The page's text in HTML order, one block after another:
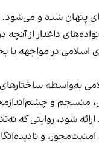
پنهان شده و می‌شود.
داغدار از
در مواجهه با
به‌واسطه‌
منسجم و
شود، روایتی
و